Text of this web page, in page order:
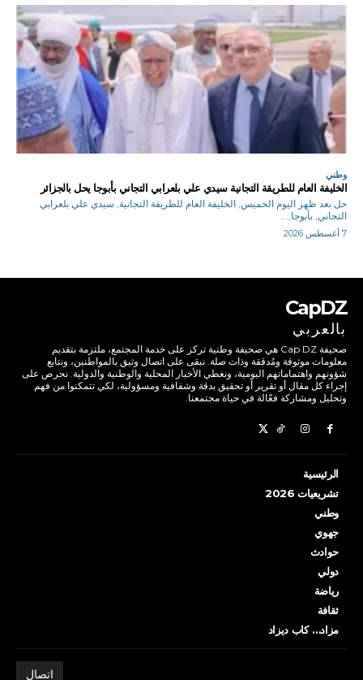
وطني
الخليفة العام للطريقة التجانية سيدي علي بلعرابي التجاني بأبوجا يحل بالجزائر
حل بعد ظهر اليوم الخميس, الخليفة العام للطريقة التجانية, سيدي علي بلعرابي
التجاني, بأبوجا,...
7 أغسطس 2026
CapDZ
بالعربي
صحيفة Cap DZ هي صحيفة وطنية تركز على خدمة المجتمع، ملتزمة بتقديم
معلومات موثوقة ومُدققة وذات صلة. نبقى على اتصال وثيق بالمواطنين، ونتابع
شؤونهم واهتماماتهم اليومية، ونغطي الأخبار المحلية والوطنية والدولية. نحرص على
إجراء كل مقال أو تقرير أو تحقيق بدقة وشفافية ومسؤولية، لكي تتمكنوا من فهم
وتحليل ومشاركة فعّالة في حياة مجتمعنا.
الرئيسية
تشريعيات 2026
وطني
جهوي
حوادث
دولي
رياضة
ثقافة
مزاد… كاب ديزاد
اتصال